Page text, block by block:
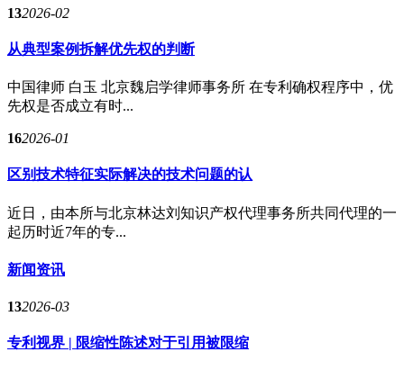
132026-02
从典型案例拆解优先权的判断
中国律师 白玉 北京魏启学律师事务所 在专利确权程序中，优
先权是否成立有时...
162026-01
区别技术特征实际解决的技术问题的认
近日，由本所与北京林达刘知识产权代理事务所共同代理的一
起历时近7年的专...
新闻资讯
132026-03
专利视界 | 限缩性陈述对于引用被限缩